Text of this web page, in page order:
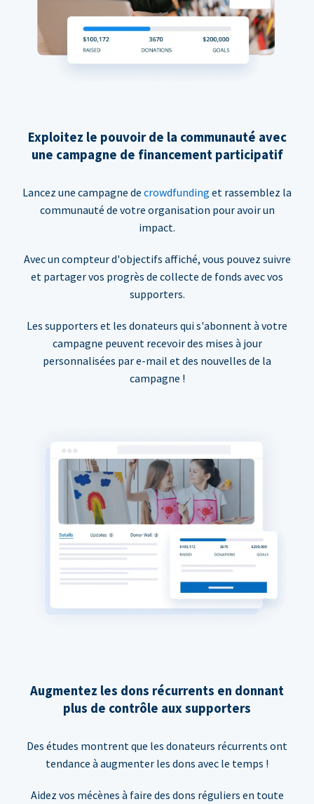
Exploitez le pouvoir de la communauté avec
une campagne de financement participatif
Lancez une campagne de crowdfunding et rassemblez la
communauté de votre organisation pour avoir un
impact.
Avec un compteur d'objectifs affiché, vous pouvez suivre
et partager vos progrès de collecte de fonds avec vos
supporters.
Les supporters et les donateurs qui s'abonnent à votre
campagne peuvent recevoir des mises à jour
personnalisées par e-mail et des nouvelles de la
campagne !
Augmentez les dons récurrents en donnant
plus de contrôle aux supporters
Des études montrent que les donateurs récurrents ont
tendance à augmenter les dons avec le temps !
Aidez vos mécènes à faire des dons réguliers en toute